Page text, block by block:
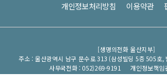
개인정보처리방침 이용약관
[생명의전화 울산지부]
주소 : 울산광역시 남구 문수로 313 (삼성빌딩 5층 505호,
사무국전화 : 052)269-9191
개인정보책임